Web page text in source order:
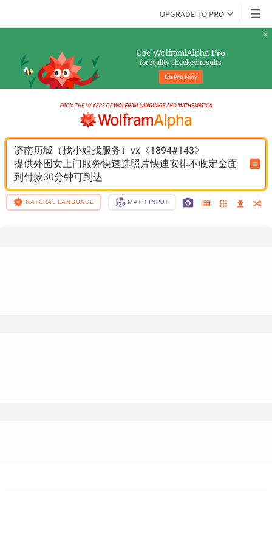
UPGRADE TO PRO
Use Wolfram|Alpha Pro
for reality-checked results
Go Pro Now
济南历城（找小姐找服务）vx《1894#143》
提供外围女上门服务快速选照片快速安排不收定金面
到付款30分钟可到达
NATURAL LANGUAGE MATH INPUT